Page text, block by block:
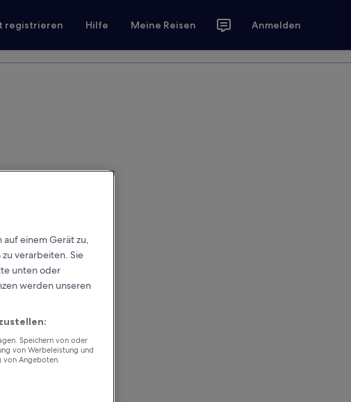
registrieren Hilfe Meine Reisen Anmelden
einem Gerät zu,
verarbeiten. Sie
unten oder
werden unseren
Speichern von oder
von Werbeleistung und
von Angeboten.